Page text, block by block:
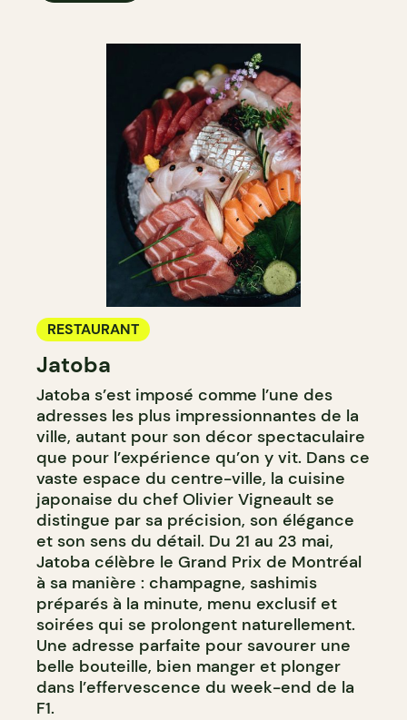
RESTAURANT
Jatoba
Jatoba s’est imposé comme l’une des
adresses les plus impressionnantes de la
ville, autant pour son décor spectaculaire
que pour l’expérience qu’on y vit. Dans ce
vaste espace du centre-ville, la cuisine
japonaise du chef Olivier Vigneault se
distingue par sa précision, son élégance
et son sens du détail. Du 21 au 23 mai,
Jatoba célèbre le Grand Prix de Montréal
à sa manière : champagne, sashimis
préparés à la minute, menu exclusif et
soirées qui se prolongent naturellement.
Une adresse parfaite pour savourer une
belle bouteille, bien manger et plonger
dans l’effervescence du week-end de la
F1.